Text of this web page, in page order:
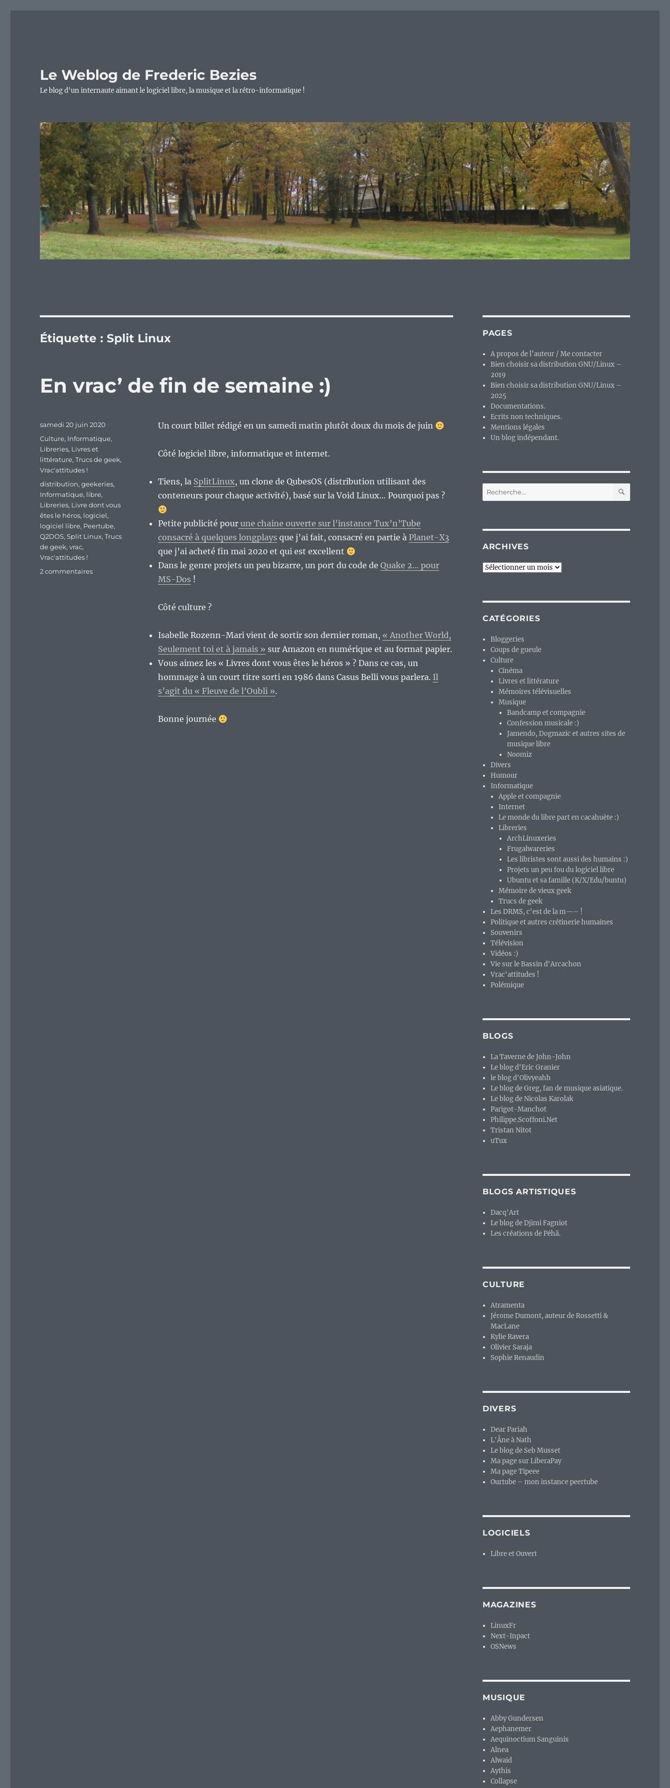
Le Weblog de Frederic Bezies
Le blog d'un internaute aimant le logiciel libre, la musique et la rétro-informatique !
Étiquette : Split Linux
En vrac’ de fin de semaine :)
Un court billet rédigé en un samedi matin plutôt doux du mois de juin
Côté logiciel libre, informatique et internet.
Tiens, la SplitLinux, un clone de QubesOS (distribution utilisant des
conteneurs pour chaque activité), basé sur la Void Linux… Pourquoi pas ?
Petite publicité pourune chaine ouverte sur l’instance Tux’n’Tube
consacré à quelques longplaysque j’ai fait, consacré en partie à Planet-X3
que j’ai acheté fin mai 2020 et qui est excellent
Dans le genre projets un peu bizarre, un port du code de Quake 2… pour
MS-Dos!
Côté culture ?
Isabelle Rozenn-Mari vient de sortir son dernier roman, « Another World,
Seulement toi et à jamais » sur Amazon en numérique et au format papier.
Vous aimez les « Livres dont vous êtes le héros » ? Dans ce cas, un
hommage à un court titre sorti en 1986 dans Casus Belli vous parlera. Il
s’agit du « Fleuve de l’Oubli ».
Bonne journée
Publié
samedi 20 juin 2020
Catégories
Culture, Informatique,
Libreries, Livres et
littérature,Trucs de geek,
Vrac'attitudes !
Étiquettes
distribution,geekeries,
Informatique, libre,
Libreries, Livre dont vous
êtes le héros, logiciel,
logiciel libre, Peertube,
Q2DOS,Split Linux,Trucs
de geek,vrac,
Vrac'attitudes !
2 commentairessur
PAGES
A propos de l’auteur / Me contacter
Bien choisir sa distribution GNU/Linux –
2019
Bien choisir sa distribution GNU/Linux –
2025
Documentations.
Ecrits non techniques.
Mentions légales
Un blog indépendant.
Recherche
pour :
ARCHIVES
Archives
CATÉGORIES
Bloggeries
Coups de gueule
Culture
Cinéma
Livres et littérature
Mémoires télévisuelles
Musique
Bandcamp et compagnie
Confession musicale :)
Jamendo, Dogmazic et autres sites de
musique libre
Noomiz
Divers
Humour
Informatique
Apple et compagnie
Internet
Le monde du libre part en cacahuète :)
Libreries
ArchLinuxeries
Frugalwareries
Les libristes sont aussi des humains :)
Projets un peu fou du logiciel libre
Ubuntu et sa famille (K/X/Edu/buntu)
Mémoire de vieux geek
Trucs de geek
Les DRMS, c'est de la m—– !
Politique et autres crétinerie humaines
Souvenirs
Télévision
Vidéos :)
Vie sur le Bassin d'Arcachon
Vrac'attitudes !
Polémique
BLOGS
La Taverne de John-John
Le blog d'Eric Granier
le blog d'Olivyeahh
Le blog de Greg, fan de musique asiatique.
Le blog de Nicolas Karolak
Parigot-Manchot
Philippe.Scoffoni.Net
Tristan Nitot
uTux
BLOGS ARTISTIQUES
Dacq'Art
Le blog de Djimi Fagniot
Les créations de Péhä.
CULTURE
Atramenta
Jérome Dumont, auteur de Rossetti &
MacLane
Kylie Ravera
Olivier Saraja
Sophie Renaudin
DIVERS
Dear Pariah
L'Âne à Nath
Le blog de Seb Musset
Ma page sur LiberaPay
Ma page Tipeee
Ourtube – mon instance peertube
LOGICIELS
Libre et Ouvert
MAGAZINES
LinuxFr
Next-Inpact
OSNews
MUSIQUE
Abby Gundersen
Aephanemer
Aequinoctium Sanguinis
Alnea
Alwaid
Aythis
Collapse